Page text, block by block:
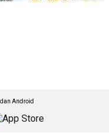
Android